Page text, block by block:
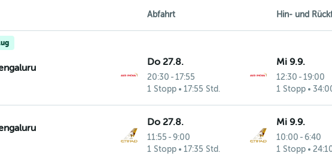
Abfahrt Hin- und
Do 27.8.
20:30 - 17:55
1 Stopp
17:55 Std.
Mi 9.9.
12:30 - 19:00
1 Stopp
Do 27.8.
11:55 - 9:00
1 Stopp
17:35 Std.
Mi 9.9.
10:00 - 6:40
1 Stopp